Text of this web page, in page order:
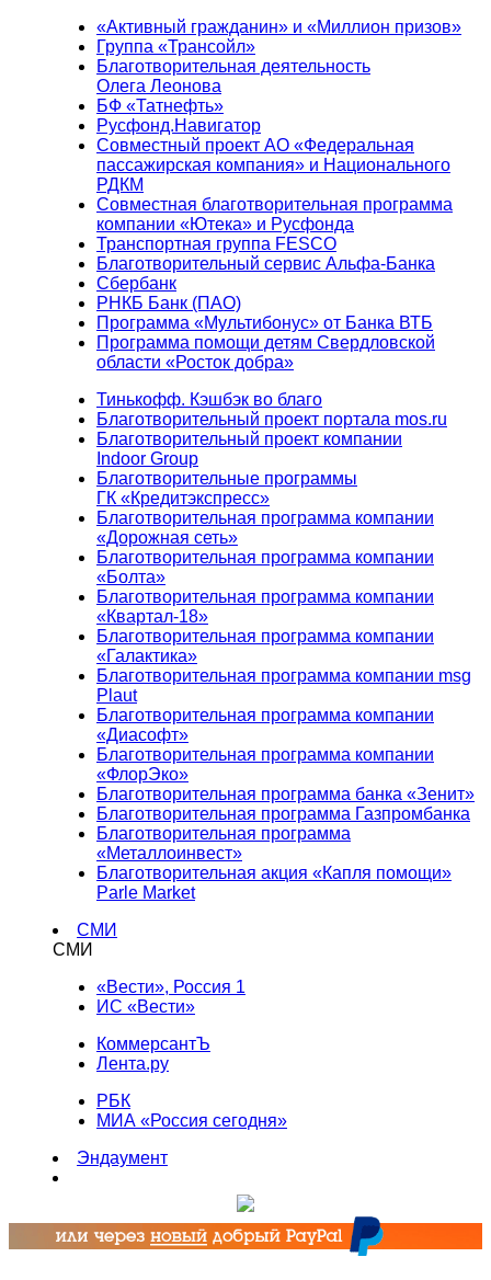
«Активный гражданин» и «Миллион призов»
Группа «Трансойл»
Благотворительная деятельность
Олега Леонова
БФ «Татнефть»
Русфонд.Навигатор
Совместный проект АО «Федеральная
пассажирская компания» и Национального
РДКМ
Совместная благотворительная программа
компании «Ютека» и Русфонда
Транспортная группа FESCO
Благотворительный сервис Альфа-Банка
Сбербанк
РНКБ Банк (ПАО)
Программа «Мультибонус» от Банка ВТБ
Программа помощи детям Свердловской
области «Росток добра»
Тинькофф. Кэшбэк во благо
Благотворительный проект портала mos.ru
Благотворительный проект компании
Indoor Group
Благотворительные программы
ГК «Кредитэкспресс»
Благотворительная программа компании
«Дорожная сеть»
Благотворительная программа компании
«Болта»
Благотворительная программа компании
«Квартал-18»
Благотворительная программа компании
«Галактика»
Благотворительная программа компании msg
Plaut
Благотворительная программа компании
«Диасофт»
Благотворительная программа компании
«ФлорЭко»
Благотворительная программа банка «Зенит»
Благотворительная программа Газпромбанка
Благотворительная программа
«Металлоинвест»
Благотворительная акция «Капля помощи»
Parle Market
СМИ
СМИ
«Вести», Россия 1
ИС «Вести»
КоммерсантЪ
Лента.ру
РБК
МИА «Россия сегодня»
Эндаумент